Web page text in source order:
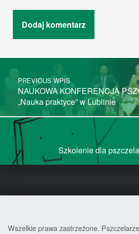
Post navigation
PREVIOUS WPIS
NAUKOWA KONFERENCJA
„Nauka praktyce” w Lublinie
Szkolenie dla
Wszelkie prawa zastrzeżone.